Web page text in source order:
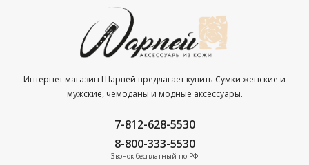
Интернет магазин Шарпей предлагает купить Сумки женские и
мужские, чемоданы и модные аксессуары.
7-812-628-5530
8-800-333-5530
Звонок бесплатный по РФ